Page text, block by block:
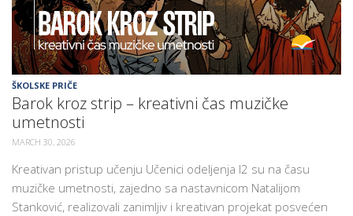
ŠKOLSKE PRIČE
Barok kroz strip – kreativni čas muzičke
umetnosti
MARCH 30, 2026
Kreativan pristup učenju Učenici odeljenja I2 su na času
muzičke umetnosti, zajedno sa nastavnicom Natalijom
Stanković, realizovali zanimljiv i kreativan projekat posvećen